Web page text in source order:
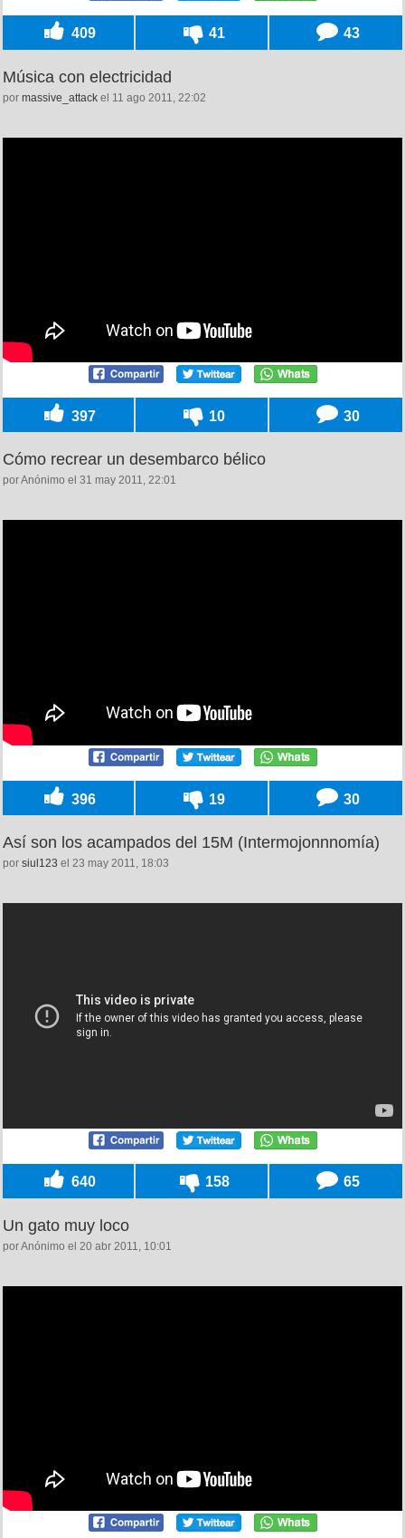
409 41 43
Música con electricidad
por massive_attack el 11 ago 2011, 22:02
397 10 30
Cómo recrear un desembarco bélico
por Anónimo el 31 may 2011, 22:01
396 19 30
Así son los acampados del 15M (Intermojonnnomía)
por siul123 el 23 may 2011, 18:03
640 158 65
Un gato muy loco
por Anónimo el 20 abr 2011, 10:01